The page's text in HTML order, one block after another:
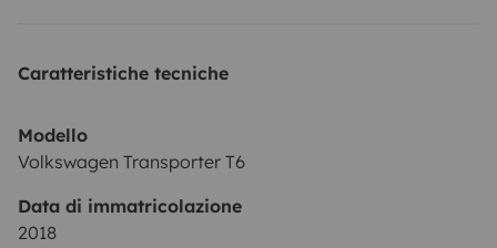
Caratteristiche tecniche
Modello
Volkswagen Transporter T6
Data di immatricolazione
2018